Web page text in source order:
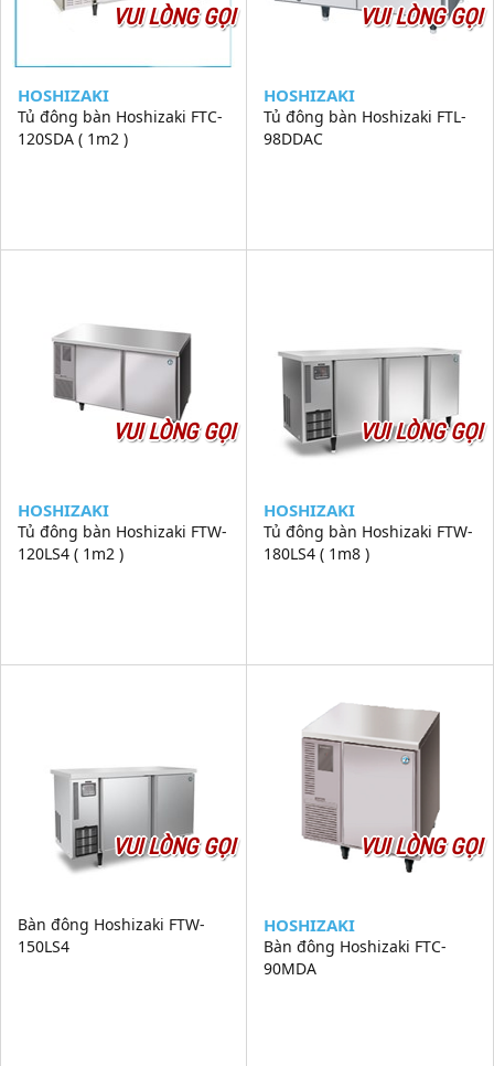
VUI LÒNG GỌI
HOSHIZAKI
Tủ đông bàn Hoshizaki FTC-
120SDA ( 1m2 )
VUI LÒNG GỌI
HOSHIZAKI
Tủ đông bàn Hoshizaki FTL-
98DDAC
VUI LÒNG GỌI
HOSHIZAKI
Tủ đông bàn Hoshizaki FTW-
120LS4 ( 1m2 )
VUI LÒNG GỌI
HOSHIZAKI
Tủ đông bàn Hoshizaki FTW-
180LS4 ( 1m8 )
VUI LÒNG GỌI
Bàn đông Hoshizaki FTW-
150LS4
VUI LÒNG GỌI
HOSHIZAKI
Bàn đông Hoshizaki FTC-
90MDA